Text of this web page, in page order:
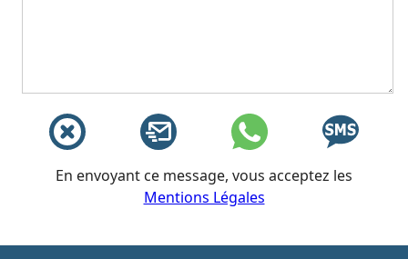
En envoyant ce message, vous acceptez les
Mentions Légales